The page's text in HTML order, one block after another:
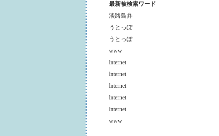
最新被検索ワード
淡路島弁
うとっぽ
うとっぽ
www
lnternet
lnternet
lnternet
lnternet
lnternet
www